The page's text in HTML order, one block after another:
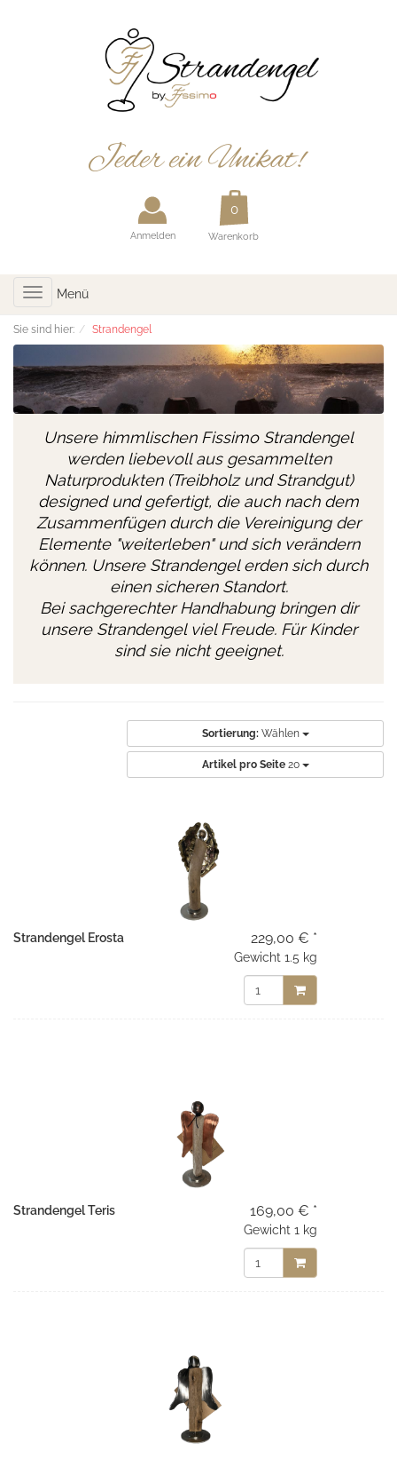
Anmelden Warenkorb
Toggle
navigation
Menü
Sie sind hier: Strandengel
Unsere himmlischen Fissimo Strandengel
werden liebevoll aus gesammelten
Naturprodukten (Treibholz und Strandgut)
designed und gefertigt, die auch nach dem
Zusammenfügen durch die Vereinigung der
Elemente "weiterleben" und sich verändern
können. Unsere Strandengel erden sich durch
einen sicheren Standort.
Bei sachgerechter Handhabung bringen dir
unsere Strandengel viel Freude. Für Kinder
sind sie nicht geeignet.
Sortierung: Wählen
Artikel pro Seite 20
Strandengel Erosta 229,00 € *
Gewicht 1.5 kg
Strandengel Teris 169,00 € *
Gewicht 1 kg